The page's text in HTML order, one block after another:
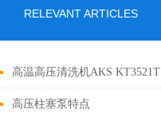
RELEVANT ARTICLES
高温高压清洗机AKS KT3521T
高压柱塞泵特点